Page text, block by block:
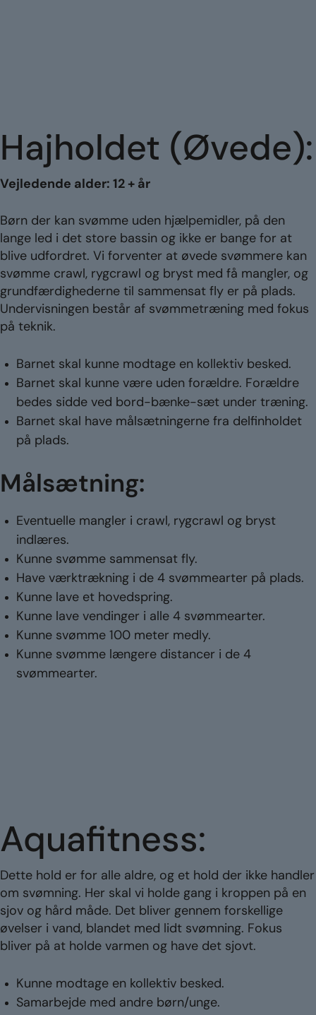
Hajholdet (Øvede):
Vejledende alder: 12 + år
Børn der kan svømme uden hjælpemidler, på den
lange led i det store bassin og ikke er bange for at
blive udfordret. Vi forventer at øvede svømmere kan
svømme crawl, rygcrawl og bryst med få mangler, og
grundfærdighederne til sammensat fly er på plads.
Undervisningen består af svømmetræning med fokus
på teknik.
Barnet skal kunne modtage en kollektiv besked.
Barnet skal kunne være uden forældre. Forældre
bedes sidde ved bord-bænke-sæt under træning.
Barnet skal have målsætningerne fra delfinholdet
på plads.
Målsætning:
Eventuelle mangler i crawl, rygcrawl og bryst
indlæres.
Kunne svømme sammensat fly.
Have værktrækning i de 4 svømmearter på plads.
Kunne lave et hovedspring.
Kunne lave vendinger i alle 4 svømmearter.
Kunne svømme 100 meter medly.
Kunne svømme længere distancer i de 4
svømmearter.
Aquafitness:
Dette hold er for alle aldre, og et hold der ikke handler
om svømning. Her skal vi holde gang i kroppen på en
sjov og hård måde. Det bliver gennem forskellige
øvelser i vand, blandet med lidt svømning. Fokus
bliver på at holde varmen og have det sjovt.
Kunne modtage en kollektiv besked.
Samarbejde med andre børn/unge.